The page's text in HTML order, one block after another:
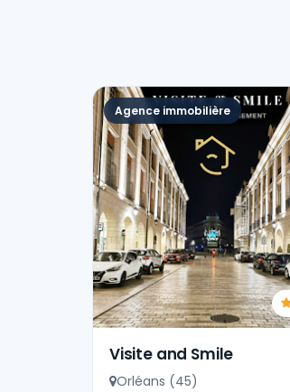
Agence immobilière
Visite and Smile
Orléans (45)